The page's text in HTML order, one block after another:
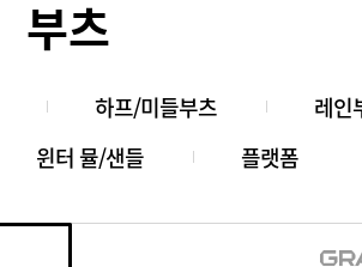
부츠
하프/미들부츠 레인
윈터 뮬/샌들 플랫폼